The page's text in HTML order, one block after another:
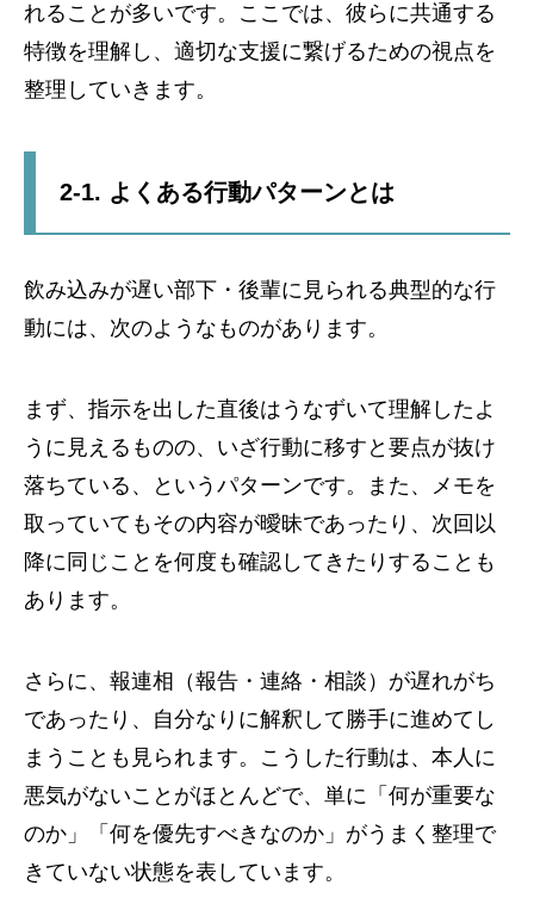
れることが多いです。ここでは、彼らに共通する
特徴を理解し、適切な支援に繋げるための視点を
整理していきます。
2-1. よくある行動パターンとは
飲み込みが遅い部下・後輩に見られる典型的な行
動には、次のようなものがあります。
まず、指示を出した直後はうなずいて理解したよ
うに見えるものの、いざ行動に移すと要点が抜け
落ちている、というパターンです。また、メモを
取っていてもその内容が曖昧であったり、次回以
降に同じことを何度も確認してきたりすることも
あります。
さらに、報連相（報告・連絡・相談）が遅れがち
であったり、自分なりに解釈して勝手に進めてし
まうことも見られます。こうした行動は、本人に
悪気がないことがほとんどで、単に「何が重要な
のか」「何を優先すべきなのか」がうまく整理で
きていない状態を表しています。